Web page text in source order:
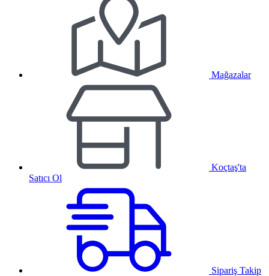
Mağazalar
Koçtaş'ta
Satıcı Ol
Sipariş Takip